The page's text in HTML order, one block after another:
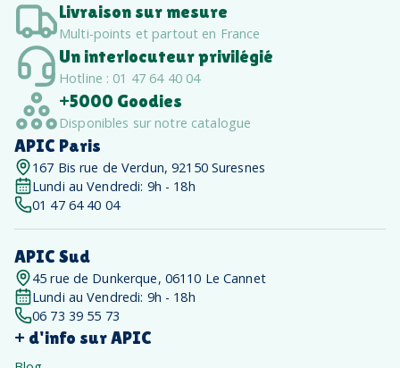
Livraison sur mesure
Multi-points et partout en France
Un interlocuteur privilégié
Hotline : 01 47 64 40 04
+5000 Goodies
Disponibles sur notre catalogue
APIC Paris
167 Bis rue de Verdun, 92150 Suresnes
Lundi au Vendredi: 9h - 18h
01 47 64 40 04
APIC Sud
45 rue de Dunkerque, 06110 Le Cannet
Lundi au Vendredi: 9h - 18h
06 73 39 55 73
+ d'info sur APIC